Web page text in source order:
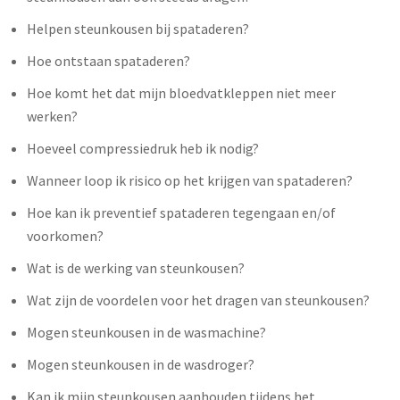
Helpen steunkousen bij spataderen?
Hoe ontstaan spataderen?
Hoe komt het dat mijn bloedvatkleppen niet meer
werken?
Hoeveel compressiedruk heb ik nodig?
Wanneer loop ik risico op het krijgen van spataderen?
Hoe kan ik preventief spataderen tegengaan en/of
voorkomen?
Wat is de werking van steunkousen?
Wat zijn de voordelen voor het dragen van steunkousen?
Mogen steunkousen in de wasmachine?
Mogen steunkousen in de wasdroger?
Kan ik mijn steunkousen aanhouden tijdens het